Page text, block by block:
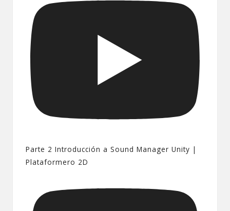
Parte 2 Introducción a Sound Manager Unity |
Plataformero 2D